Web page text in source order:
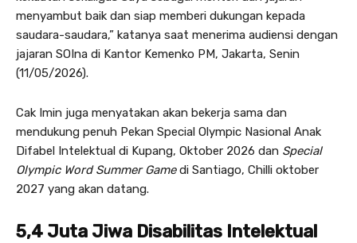
menyambut baik dan siap memberi dukungan kepada
saudara-saudara,” katanya saat menerima audiensi dengan
jajaran SOIna di Kantor Kemenko PM, Jakarta, Senin
(11/05/2026).
Cak Imin juga menyatakan akan bekerja sama dan
mendukung penuh Pekan Special Olympic Nasional Anak
Difabel Intelektual di Kupang, Oktober 2026 dan Special
Olympic Word Summer Gamedi Santiago, Chilli oktober
2027 yang akan datang.
5,4 Juta Jiwa Disabilitas Intelektual